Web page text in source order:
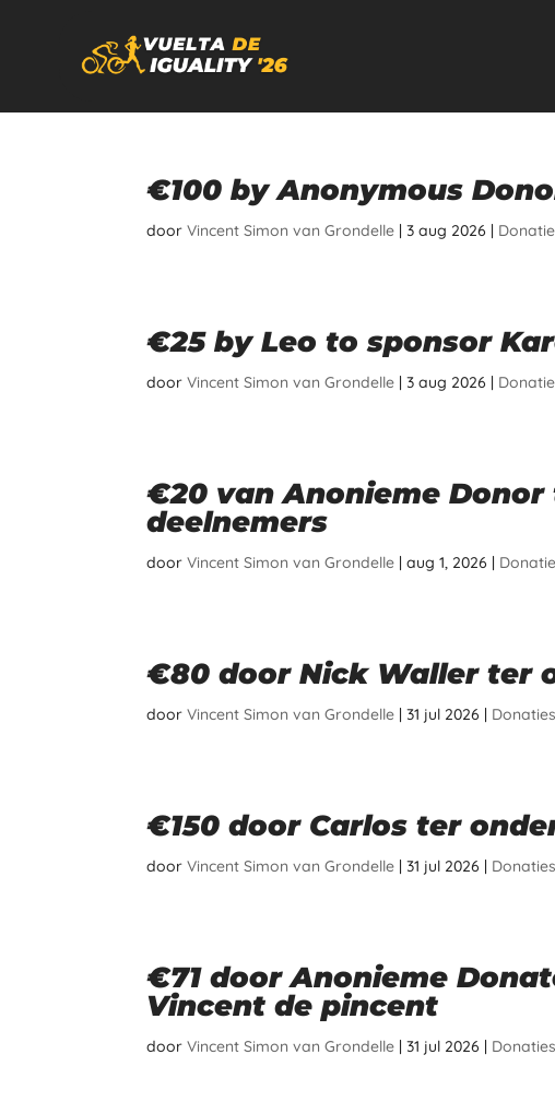
€100 by Anonymous
doorVincent Simon van Grondelle |3 aug 2026 |
€25 by Leo to sponsor
doorVincent Simon van Grondelle |3 aug 2026 |
€20 van Anonieme
deelnemers
doorVincent Simon van Grondelle |aug 1, 2026 |
€80 door Nick Waller ter
doorVincent Simon van Grondelle |31 jul 2026 | Donaties
€150 door Carlos ter
doorVincent Simon van Grondelle |31 jul 2026 | Donaties
€71 door Anonieme
Vincent de pincent
doorVincent Simon van Grondelle |31 jul 2026 | Donaties